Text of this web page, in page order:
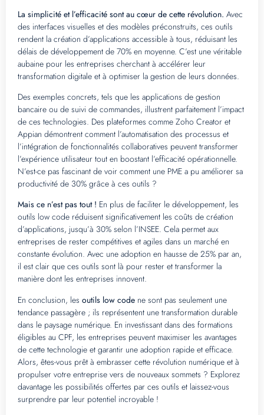
La simplicité et l’efficacité sont au cœur de cette révolution. Avec
des interfaces visuelles et des modèles préconstruits, ces outils
rendent la création d’applications accessible à tous, réduisant les
délais de développement de 70% en moyenne. C’est une véritable
aubaine pour les entreprises cherchant à accélérer leur
transformation digitale et à optimiser la gestion de leurs données.
Des exemples concrets, tels que les applications de gestion
bancaire ou de suivi de commandes, illustrent parfaitement l’impact
de ces technologies. Des plateformes comme Zoho Creator et
Appian démontrent comment l’automatisation des processus et
l’intégration de fonctionnalités collaboratives peuvent transformer
l’expérience utilisateur tout en boostant l’efficacité opérationnelle.
N’est-ce pas fascinant de voir comment une PME a pu améliorer sa
productivité de 30% grâce à ces outils ?
Mais ce n’est pas tout ! En plus de faciliter le développement, les
outils low code réduisent significativement les coûts de création
d’applications, jusqu’à 30% selon l’INSEE. Cela permet aux
entreprises de rester compétitives et agiles dans un marché en
constante évolution. Avec une adoption en hausse de 25% par an,
il est clair que ces outils sont là pour rester et transformer la
manière dont les entreprises innovent.
En conclusion, les outils low code ne sont pas seulement une
tendance passagère ; ils représentent une transformation durable
dans le paysage numérique. En investissant dans des formations
éligibles au CPF, les entreprises peuvent maximiser les avantages
de cette technologie et garantir une adoption rapide et efficace.
Alors, êtes-vous prêt à embrasser cette révolution numérique et à
propulser votre entreprise vers de nouveaux sommets ? Explorez
davantage les possibilités offertes par ces outils et laissez-vous
surprendre par leur potentiel incroyable !